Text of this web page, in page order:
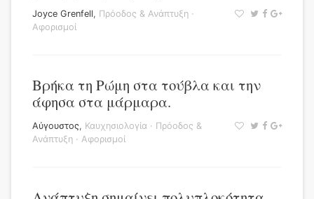
Joyce Grenfell, Πρόοδος & Ανάπτυξη ·
Αφορισμοί
Βρήκα τη Ρώμη στα τούβλα και την
άφησα στα μάρμαρα.
Αύγουστος, Καυχησιολογία · Πρόοδος &
Ανάπτυξη · Αφορισμοί